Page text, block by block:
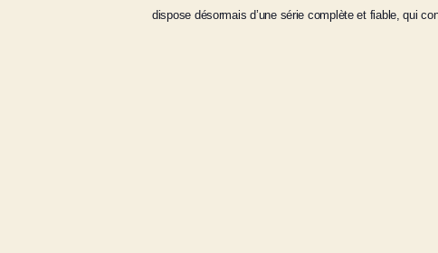
dispose désormais d’une série complète et fiable, qui